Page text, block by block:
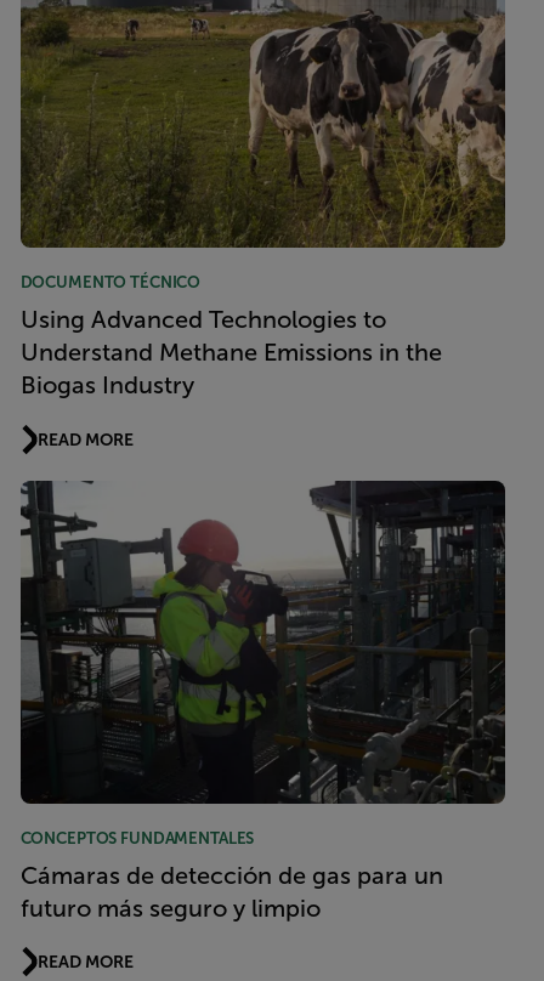
DOCUMENTO TÉCNICO
Using Advanced Technologies to
Understand Methane Emissions in the
Biogas Industry
READ MORE
CONCEPTOS FUNDAMENTALES
Cámaras de detección de gas para un
futuro más seguro y limpio
READ MORE